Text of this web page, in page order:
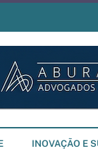
INOVAÇÃO E